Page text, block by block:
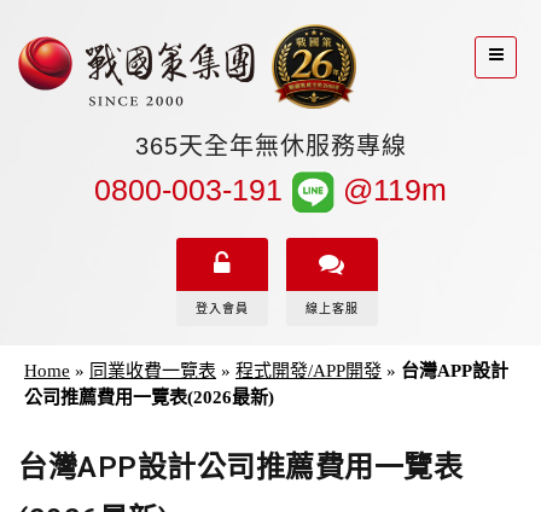
365天全年無休服務專線
0800-003-191 @119m
登入會員 線上客服
Home » 同業收費一覽表 » 程式開發/APP開發 » 台灣APP設計
公司推薦費用一覽表(2026最新)
台灣APP設計公司推薦費用一覽表